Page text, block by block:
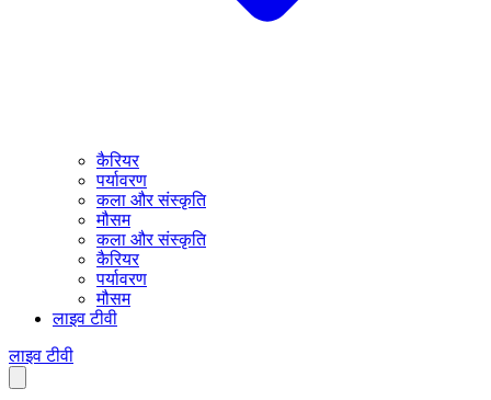
कैरियर
पर्यावरण
कला और संस्कृति
मौसम
कला और संस्कृति
कैरियर
पर्यावरण
मौसम
लाइव टीवी
लाइव टीवी